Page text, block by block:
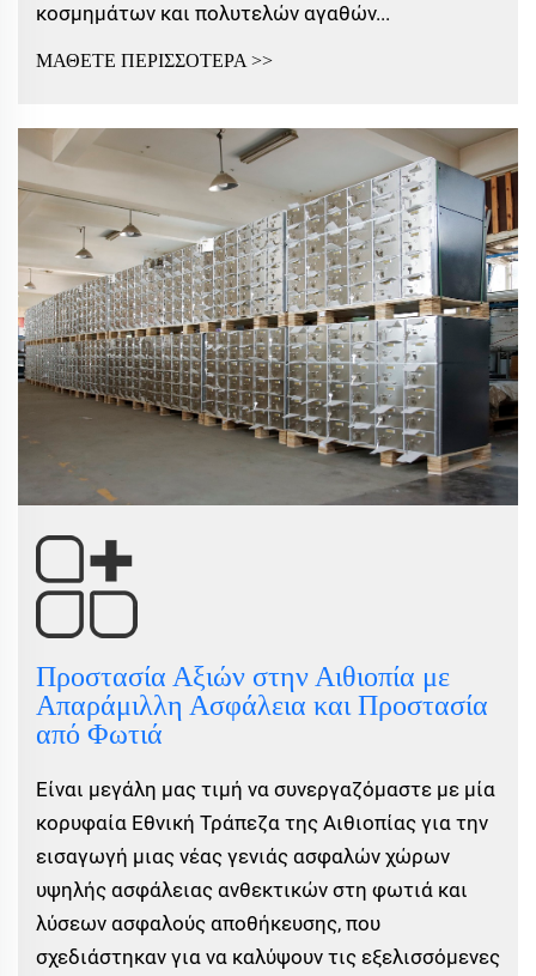
κοσμημάτων και πολυτελών αγαθών...
ΜΑΘΕΤΕ ΠΕΡΙΣΣΟΤΕΡΑ >>
Προστασία Αξιών στην Αιθιοπία με
Απαράμιλλη Ασφάλεια και Προστασία
από Φωτιά
Είναι μεγάλη μας τιμή να συνεργαζόμαστε με μία
κορυφαία Εθνική Τράπεζα της Αιθιοπίας για την
εισαγωγή μιας νέας γενιάς ασφαλών χώρων
υψηλής ασφάλειας ανθεκτικών στη φωτιά και
λύσεων ασφαλούς αποθήκευσης, που
σχεδιάστηκαν για να καλύψουν τις εξελισσόμενες